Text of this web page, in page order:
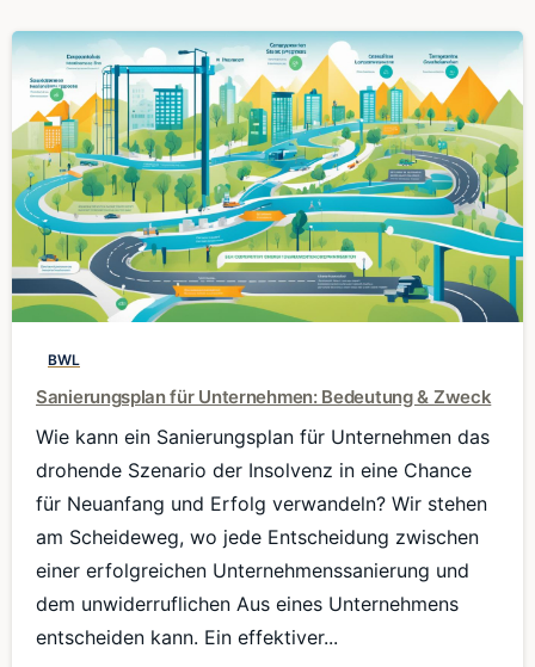
0
BWL
Sanierungsplan für Unternehmen: Bedeutung & Zweck
Wie kann ein Sanierungsplan für Unternehmen das
drohende Szenario der Insolvenz in eine Chance
für Neuanfang und Erfolg verwandeln? Wir stehen
am Scheideweg, wo jede Entscheidung zwischen
einer erfolgreichen Unternehmenssanierung und
dem unwiderruflichen Aus eines Unternehmens
entscheiden kann. Ein effektiver...